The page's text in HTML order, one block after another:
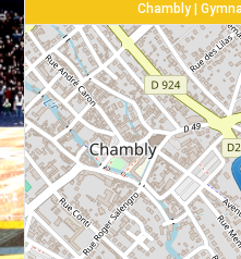
Chambly |